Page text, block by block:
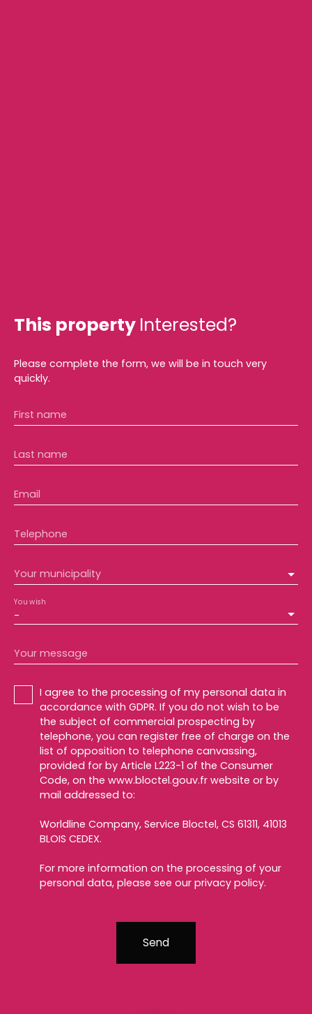
This property Interested?
Please complete the form, we will be in touch very
quickly.
First name
Last name
Email
Telephone
Your municipality
-
You wish
Your message
I agree to the processing of my personal data in
accordance with GDPR. If you do not wish to be
the subject of commercial prospecting by
telephone, you can register free of charge on the
list of opposition to telephone canvassing,
provided for by Article L223-1 of the Consumer
Code, on the www.bloctel.gouv.fr website or by
mail addressed to:
Worldline Company, Service Bloctel, CS 61311, 41013
BLOIS CEDEX.
For more information on the processing of your
personal data, please see our privacy policy.
Send